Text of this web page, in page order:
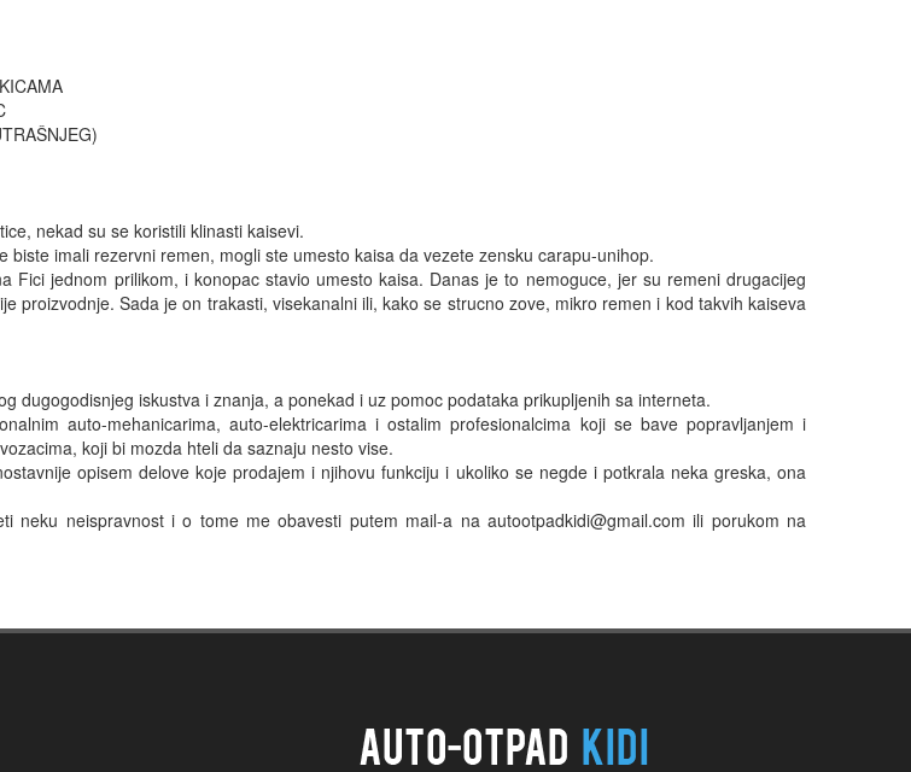
nekad su se koristili klinasti kaisevi.
biste imali rezervni remen, mogli ste umesto kaisa da vezete zensku carapu-unihop.
Fici jednom prilikom, i konopac stavio umesto kaisa. Danas je to nemoguce, jer su remeni drugacijeg
proizvodnje. Sada je on trakasti, visekanalni ili, kako se strucno zove, mikro remen i kod takvih kaiseva
dugogodisnjeg iskustva i znanja, a ponekad i uz pomoc podataka prikupljenih sa interneta.
auto-mehanicarima, auto-elektricarima i ostalim profesionalcima koji se bave popravljanjem i
koji bi mozda hteli da saznaju nesto vise.
opisem delove koje prodajem i njihovu funkciju i ukoliko se negde i potkrala neka greska, ona
neku neispravnost i o tome me obavesti putem mail-a na autootpadkidi@gmail.com ili porukom na